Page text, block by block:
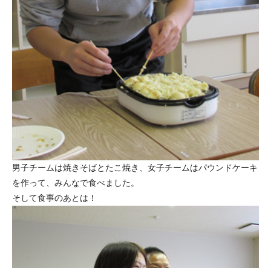
男子チームは焼きそばとたこ焼き、女子チームはパウンドケーキ
を作って、みんなで食べました。
そして食事のあとは！